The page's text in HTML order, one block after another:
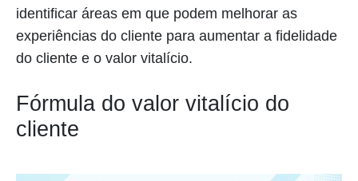
identificar áreas em que podem melhorar as
experiências do cliente para aumentar a fidelidade
do cliente e o valor vitalício.
Fórmula do valor vitalício do
cliente